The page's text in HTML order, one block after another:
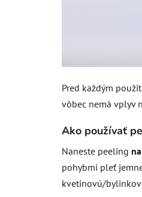
Pred každým
vôbec nemá vplyv
Ako používať
Naneste peeling
pohybmi pleť
kvetinovú/